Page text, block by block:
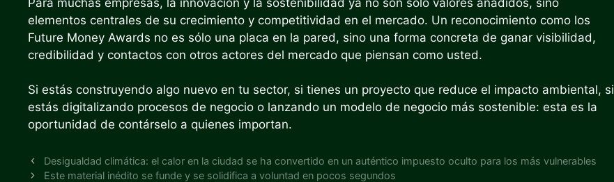
elementos centrales de su crecimiento y competitividad en el mercado. Un reconocimiento como los
Future Money Awards no es sólo una placa en la pared, sino una forma concreta de ganar visibilidad,
credibilidad y contactos con otros actores del mercado que piensan como usted.
Si estás construyendo algo nuevo en tu sector, si tienes un proyecto que reduce el impacto ambiental, si
estás digitalizando procesos de negocio o lanzando un modelo de negocio más sostenible: esta es la
oportunidad de contárselo a quienes importan.
Desigualdad climática: el calor en la ciudad se ha convertido en un auténtico impuesto oculto para los más vulnerables
Este material inédito se funde y se solidifica a voluntad en pocos segundos